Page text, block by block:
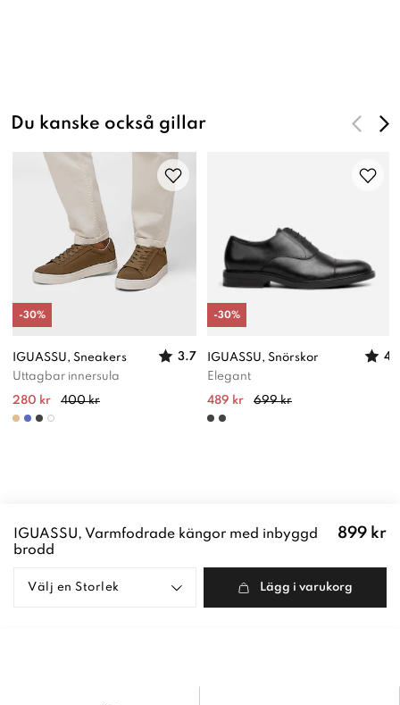
Du kanske också gillar
IGUASSU, Sneakers
3.7
Uttagbar innersula
280 kr 400 kr
-30%
IGUASSU, Snörskor
4
Elegant
489 kr 699 kr
-30%
IGUASSU, Varmfodrade kängor med inbyggd
brodd
Pris:
899 kr
899 kr
Välj en Storlek Lägg i varukorg